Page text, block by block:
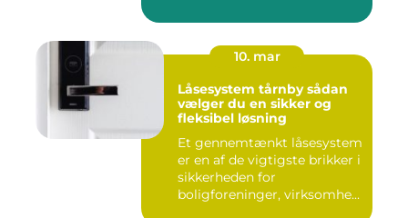
10. mar
Låsesystem tårnby sådan
vælger du en sikker og
fleksibel løsning
Et gennemtænkt låsesystem
er en af de vigtigste brikker i
sikkerheden for
boligforeninger, virksomhe...